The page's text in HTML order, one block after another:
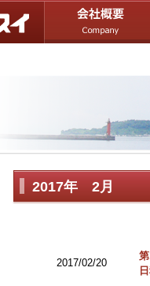
2017年 2月
2017/02/20